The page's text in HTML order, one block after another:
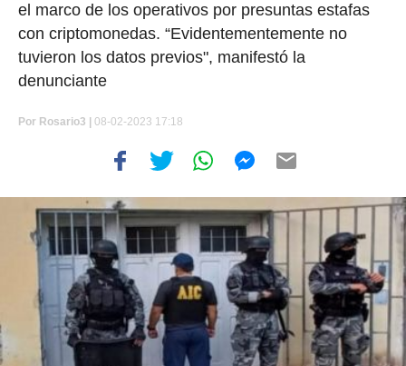
el marco de los operativos por presuntas estafas
con criptomonedas. “Evidentementemente no
tuvieron los datos previos", manifestó la
denunciante
Por Rosario3 | 08-02-2023 17:18